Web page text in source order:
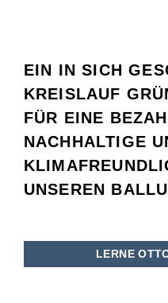
EIN IN SICH
KREISLAUF
FÜR EINE
NACHHALTIGE
UNSEREN
LERNE